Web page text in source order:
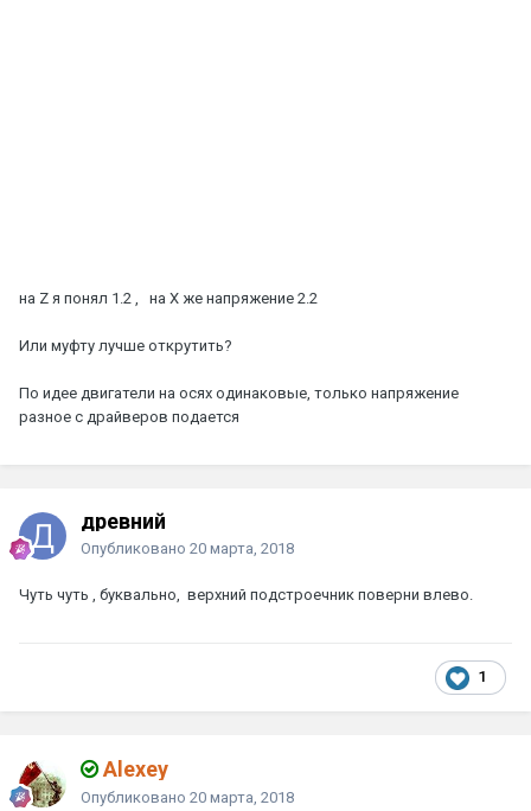
на Z я понял 1.2 , на Х же напряжение 2.2
Или муфту лучше открутить?
По идее двигатели на осях одинаковые, только напряжение
разное с драйверов подается
древний
Опубликовано 20 марта, 2018
Чуть чуть , буквально, верхний подстроечник поверни влево.
1
Alexey
Опубликовано 20 марта, 2018